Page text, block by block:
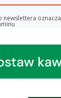
newslettera oznacza